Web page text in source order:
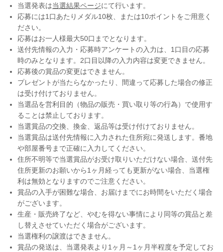
当選発表は当選結果ページにて行います。
応募には1口あたりメダル10枚、または10ポイントをご用意く
ださい。
応募はお一人様最大50口までとなります。
送付先情報の入力・応募時アンケートの入力は、1口目の応募
時のみとなります。2口目以降の入力内容は変更できません。
応募後の賞品の変更はできません。
プレゼントが当たらなかったり、間違って応募した場合の修正
は受け付けておりません。
当選品を営利目的（物品の販売・買い取り等の行為）で使用す
ることは禁止しております。
当選賞品の交換、換金、返品等は受け付けておりません。
当選賞品は送付先情報に入力された住所宛に発送します。番地
や部屋番号まで正確に入力してください。
住所不明等で当選賞品がお受け取りいただけない場合、送付先
住所更新のお願いから1ヶ月経っても更新がない場合、当選権
利は無効となりますのでご注意ください。
賞品の入手が困難な場合、お届けまでにお時間をいただく場合
がございます。
生産・販売終了など、やむを得ない事情により同等の賞品と差
し替えさせていただく場合がございます。
当選権利の譲渡はできません。
賞品の発送は、当選発表より1ヶ月～1ヶ月半程度を予定してお